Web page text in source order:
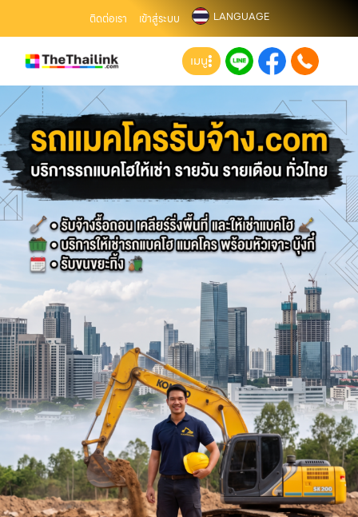
ติดต่อเรา เข้าสู่ระบบ LANGUAGE
เมนู